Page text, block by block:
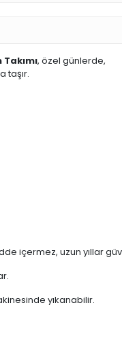
, özel günlerde,
taşır.
içermez, uzun yıllar
yıkanabilir.